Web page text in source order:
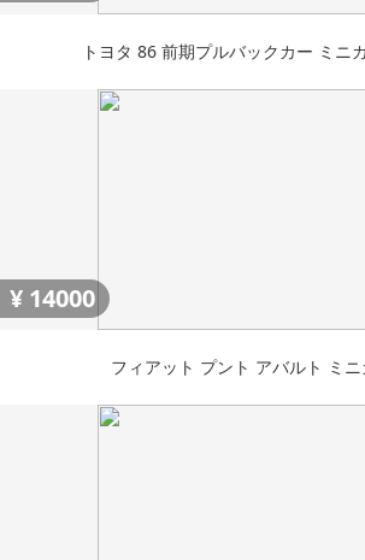
トヨタ 86 前期プルバックカー ミニ
¥ 14000
フィアット プント アバルト ミ